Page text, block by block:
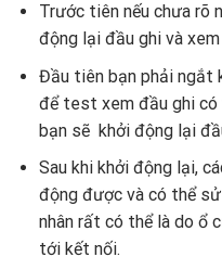
Trước tiên nếu chưa rõ
động lại đầu ghi và
Đầu tiên bạn phải ngắt
để test xem đầu ghi có
bạn sẽ khởi động lại
Sau khi khởi động lại,
động được và có thể
nhân rất có thể là do ổ
tới kết nối.